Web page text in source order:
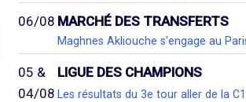
06/08 MARCHÉ DES TRANSFERTS
Maghnes Akliouche s'engage au
05 &
04/08
LIGUE DES CHAMPIONS
Les résultats du 3e tour aller de la C1